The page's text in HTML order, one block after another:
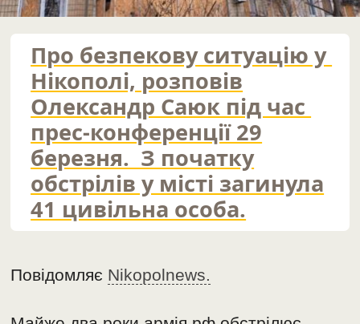
Про безпекову ситуацію у
Нікополі, розповів
Олександр Саюк під час
прес-конференції 29
березня. З початку
обстрілів у місті загинула
41 цивільна особа.
Повідомляє Nikopolnews.